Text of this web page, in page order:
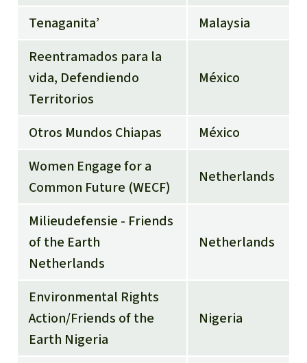
Tenaganita’
Malaysia
Reentramados para la
vida, Defendiendo
Territorios
México
Otros Mundos Chiapas
México
Women Engage for a
Common Future (WECF)
Netherlands
Milieudefensie - Friends
of the Earth
Netherlands
Netherlands
Environmental Rights
Action/Friends of the
Earth Nigeria
Nigeria